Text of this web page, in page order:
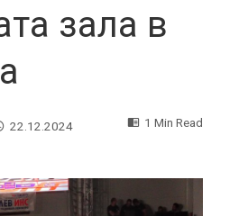
зала в
22.12.2024 1 Min Read